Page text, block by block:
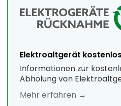
Elektroaltgerät
Informationen zur
Abholung von
Mehr erfahren →